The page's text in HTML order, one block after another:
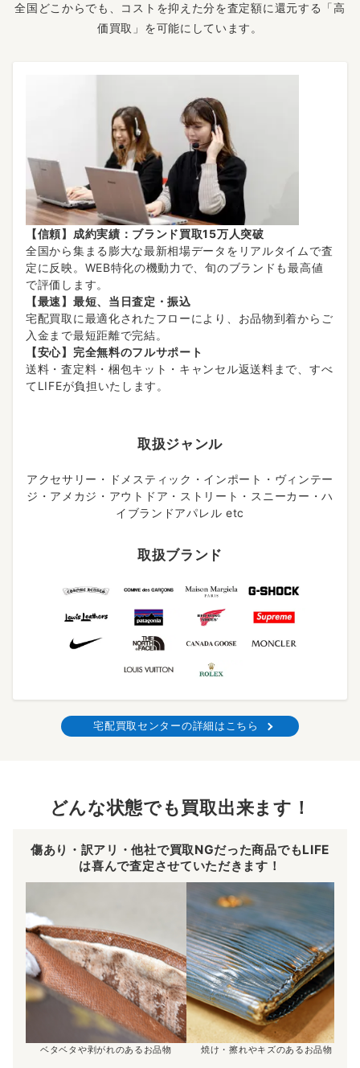
全国どこからでも、コストを抑えた分を査定額に還元する「高
価買取」を可能にしています。
【信頼】成約実績：ブランド買取15万人突破
全国から集まる膨大な最新相場データをリアルタイムで査
定に反映。WEB特化の機動力で、旬のブランドも最高値
で評価します。
【最速】最短、当日査定・振込
宅配買取に最適化されたフローにより、お品物到着からご
入金まで最短距離で完結。
【安心】完全無料のフルサポート
送料・査定料・梱包キット・キャンセル返送料まで、すべ
てLIFEが負担いたします。
取扱ジャンル
アクセサリー・ドメスティック・インポート・ヴィンテー
ジ・アメカジ・アウトドア・ストリート・スニーカー・ハ
イブランドアパレル etc
取扱ブランド
宅配買取センターの詳細はこちら
どんな状態でも買取出来ます！
傷あり・訳アリ・他社で買取NGだった商品でもLIFE
は喜んで査定させていただきます！
ベタベタや剥がれのあるお品物 焼け・擦れやキズのあるお品物